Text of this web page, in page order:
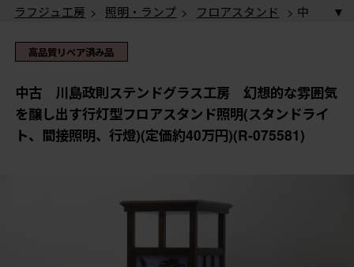
ラフジュ工房 > 照明・ランプ > フロアスタンド
し出す行灯型フロアスタンド照明(スタンドライト、間接
照明、行燈)(定価約40万円)(R-075581)
高品質リペア済み品
中古 川島政則ステンドグラス工房 幻想的な雰囲気
を醸し出す行灯型フロアスタンド照明(スタンドライ
ト、間接照明、行燈)(定価約40万円)(R-075581)